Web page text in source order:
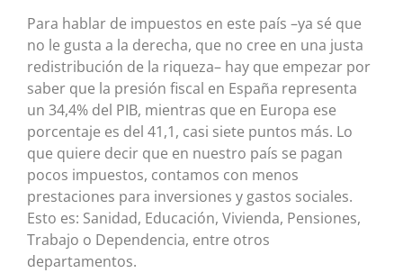
Para hablar de impuestos en este país –ya sé que
no le gusta a la derecha, que no cree en una justa
redistribución de la riqueza– hay que empezar por
saber que la presión fiscal en España representa
un 34,4% del PIB, mientras que en Europa ese
porcentaje es del 41,1, casi siete puntos más. Lo
que quiere decir que en nuestro país se pagan
pocos impuestos, contamos con menos
prestaciones para inversiones y gastos sociales.
Esto es: Sanidad, Educación, Vivienda, Pensiones,
Trabajo o Dependencia, entre otros
departamentos.